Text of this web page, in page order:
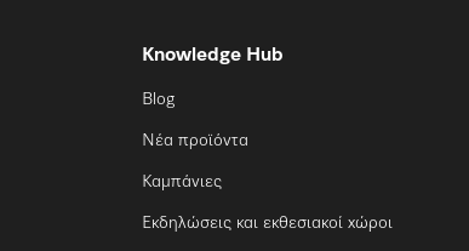
Knowledge Hub
Blog
Νέα προϊόντα
Καμπάνιες
Εκδηλώσεις και εκθεσιακοί χώροι